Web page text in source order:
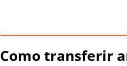
Como transferir